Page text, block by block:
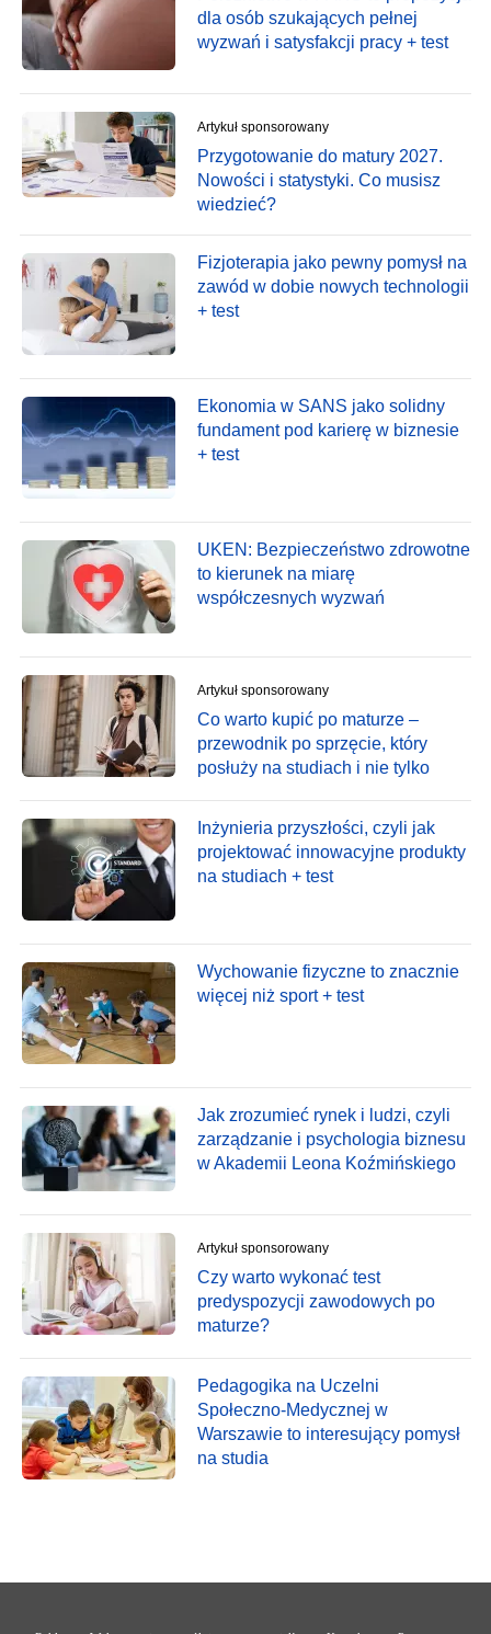
dla osób szukających pełnej
wyzwań i satysfakcji pracy + test
Artykuł sponsorowany
Przygotowanie do matury 2027.
Nowości i statystyki. Co musisz
wiedzieć?
Fizjoterapia jako pewny pomysł na
zawód w dobie nowych technologii
+ test
Ekonomia w SANS jako solidny
fundament pod karierę w biznesie
+ test
UKEN: Bezpieczeństwo zdrowotne
to kierunek na miarę
współczesnych wyzwań
Artykuł sponsorowany
Co warto kupić po maturze –
przewodnik po sprzęcie, który
posłuży na studiach i nie tylko
Inżynieria przyszłości, czyli jak
projektować innowacyjne produkty
na studiach + test
Wychowanie fizyczne to znacznie
więcej niż sport + test
Jak zrozumieć rynek i ludzi, czyli
zarządzanie i psychologia biznesu
w Akademii Leona Koźmińskiego
Artykuł sponsorowany
Czy warto wykonać test
predyspozycji zawodowych po
maturze?
Pedagogika na Uczelni
Społeczno-Medycznej w
Warszawie to interesujący pomysł
na studia